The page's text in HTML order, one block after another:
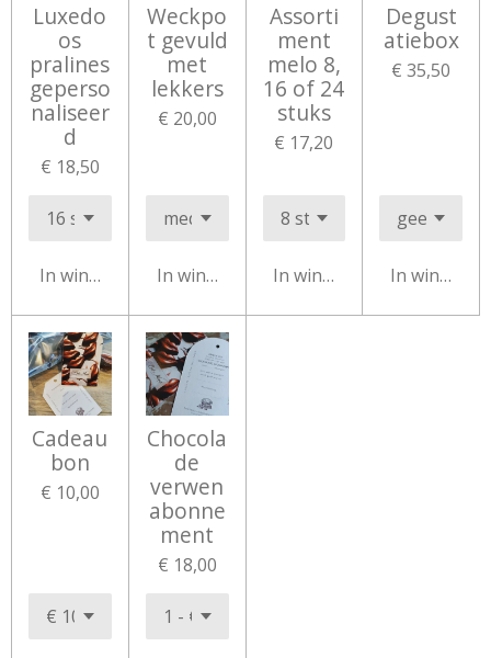
Luxedo
os
pralines
geperso
naliseer
d
€ 18,50
In winkelwagen
Weckpo
t gevuld
met
lekkers
€ 20,00
In winkelwagen
Assorti
ment
melo 8,
16 of 24
stuks
€ 17,20
In winkelwagen
Degust
atiebox
€ 35,50
In
Cadeau
bon
€ 10,00
Chocola
de
verwen
abonne
ment
€ 18,00